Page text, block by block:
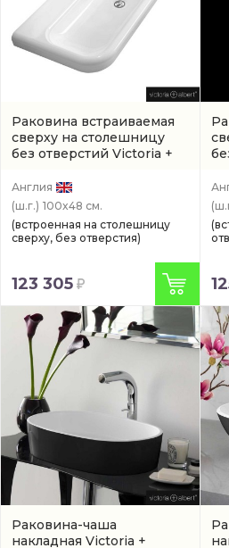
Раковина встраиваемая
сверху на столешницу
без отверстий Victoria +
(артикул DB-LAR-N-100-
IO)
Англия
(ш.г.) 100x48 см.
(встроенная на столешницу
сверху, без отверстия)
123 305
Раковина-чаша
накладная Victoria +